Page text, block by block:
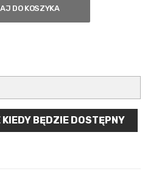
DO KOSZYKA
KIEDY BĘDZIE DOSTĘPNY